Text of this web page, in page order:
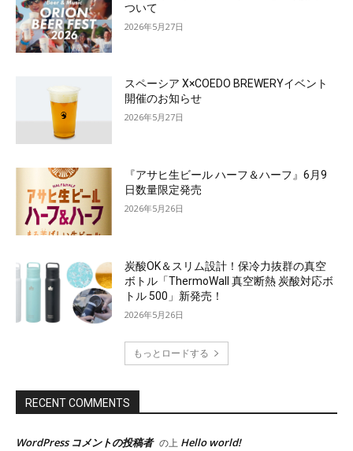
ついて
2026年5月27日
スペーシア X×COEDO BREWERYイベント
開催のお知らせ
2026年5月27日
『アサヒ生ビール ハーフ＆ハーフ』6月9
日数量限定発売
2026年5月26日
炭酸OK＆スリム設計！保冷力抜群の真空
ボトル「ThermoWall 真空断熱 炭酸対応ボ
トル 500」新発売！
2026年5月26日
もっとロードする
RECENT COMMENTS
WordPress コメントの投稿者 の上 Hello world!